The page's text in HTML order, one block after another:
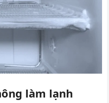
làm lạnh